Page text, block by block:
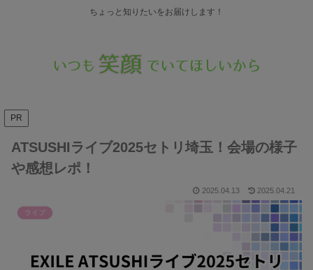
ちょっと知りたいをお届けします！
PR
ATSUSHIライブ2025セトリ埼玉！会場の様子
や感想レポ！
2025.04.13 2025.04.21
ライブ